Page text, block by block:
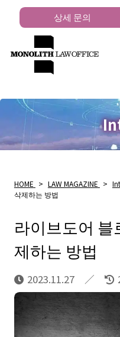
상세 문의
HOME > LAW MAGAZINE >
삭제하는 방법
라이브도어
제하는 방법
2023.11.27